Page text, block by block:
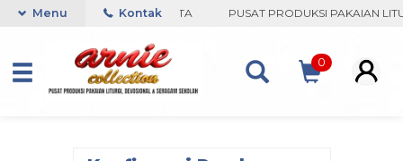
BORO, YOGYAKARTA PUSAT PRODUKSI PAKAIAN
Menu Kontak
0